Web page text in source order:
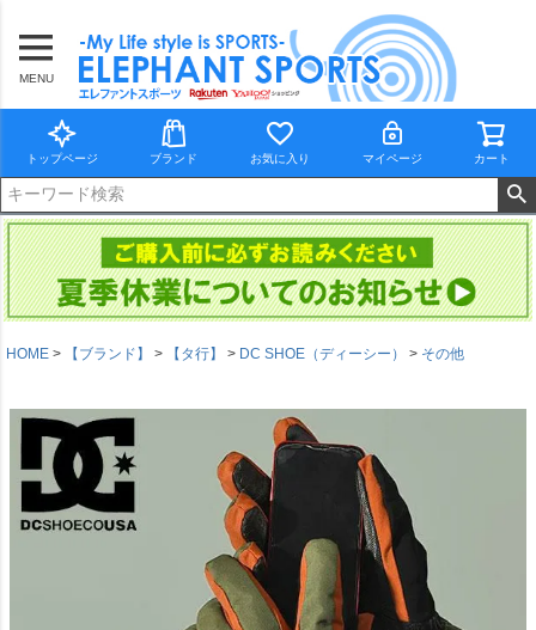
MENU
トップページ ブランド お気に入り マイページ カート
HOME 【ブランド】 【タ行】 DC SHOE（ディーシー） その他